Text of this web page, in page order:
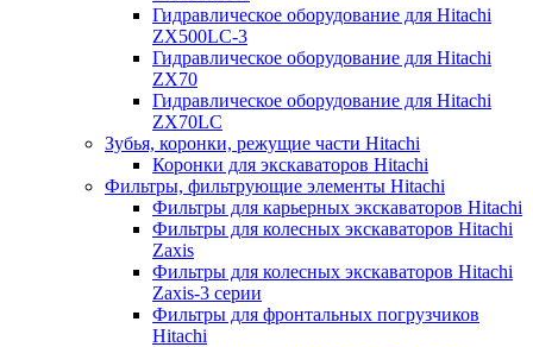
Гидравлическое оборудование для Hitachi
ZX500LC-3
Гидравлическое оборудование для Hitachi
ZX70
Гидравлическое оборудование для Hitachi
ZX70LC
Зубья, коронки, режущие части Hitachi
Коронки для экскаваторов Hitachi
Фильтры, фильтрующие элементы Hitachi
Фильтры для карьерных экскаваторов Hitachi
Фильтры для колесных экскаваторов Hitachi
Zaxis
Фильтры для колесных экскаваторов Hitachi
Zaxis-3 серии
Фильтры для фронтальных погрузчиков
Hitachi